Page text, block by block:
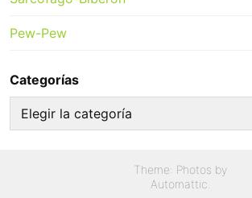
Pew-Pew
Categorías
Categorías
Theme: Photos by
Automattic